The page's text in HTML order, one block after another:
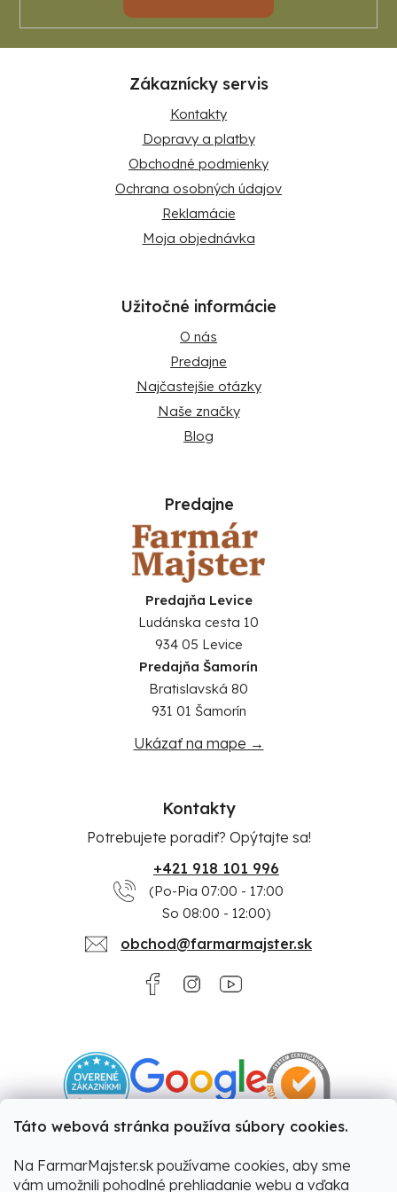
Táto webová stránka používa súbory cookies.
Na FarmarMajster.sk používame cookies, aby sme
vám umožnili pohodlné prehliadanie webu a vďaka
Zákaznícky servis
Kontakty
Dopravy a platby
Obchodné podmienky
Ochrana osobných údajov
Reklamácie
Moja objednávka
Užitočné informácie
O nás
Predajne
Najčastejšie otázky
Naše značky
Blog
Predajne
Predajňa Levice
Ludánska cesta 10
934 05 Levice
Predajňa Šamorín
Bratislavská 80
931 01 Šamorín
Ukázať na mape →
Kontakty
Potrebujete poradiť? Opýtajte sa!
+421 918 101 996
(Po-Pia 07:00 - 17:00
So 08:00 - 12:00)
obchod@farmarmajster.sk